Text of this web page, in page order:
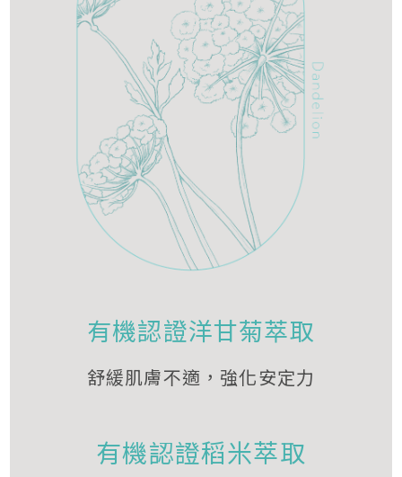
有機認證洋甘菊萃取
舒緩肌膚不適，強化安定力
有機認證稻米萃取